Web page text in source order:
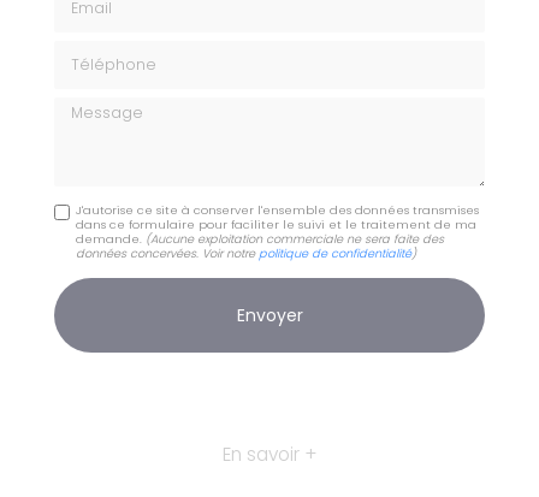
Message
J'autorise ce site à conserver l'ensemble des données transmises
dans ce formulaire pour faciliter le suivi et le traitement de ma
demande. (Aucune exploitation commerciale ne sera faite des
données concervées. Voir notrepolitique de confidentialité)
En savoir +